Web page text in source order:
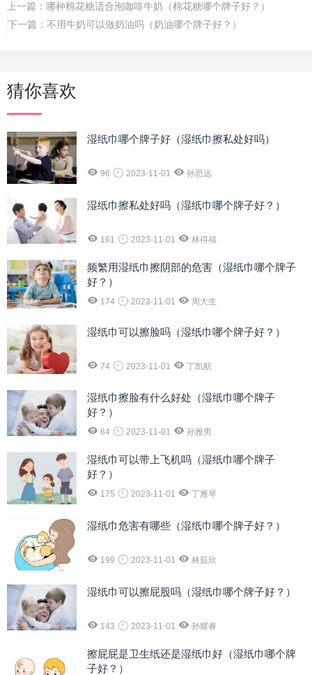
上一篇： 哪种棉花糖适合泡咖啡牛奶（棉花糖哪个牌子好？）
下一篇： 不用牛奶可以做奶油吗（奶油哪个牌子好？）
猜你喜欢
湿纸巾哪个牌子好（湿纸巾擦私处好吗）
96 2023-11-01 孙思远
湿纸巾擦私处好吗（湿纸巾哪个牌子好？）
161 2023-11-01 林得福
频繁用湿纸巾擦阴部的危害（湿纸巾哪个牌子
好？）
174 2023-11-01 周大生
湿纸巾可以擦脸吗（湿纸巾哪个牌子好？）
74 2023-11-01 丁凯航
湿纸巾擦脸有什么好处（湿纸巾哪个牌子
好？）
64 2023-11-01 孙雅男
湿纸巾可以带上飞机吗（湿纸巾哪个牌子
好？）
175 2023-11-01 丁雅琴
湿纸巾危害有哪些（湿纸巾哪个牌子好？）
199 2023-11-01 林茹欣
湿纸巾可以擦屁股吗（湿纸巾哪个牌子好？）
143 2023-11-01 孙耀睿
擦屁屁是卫生纸还是湿纸巾好（湿纸巾哪个牌
子好？）